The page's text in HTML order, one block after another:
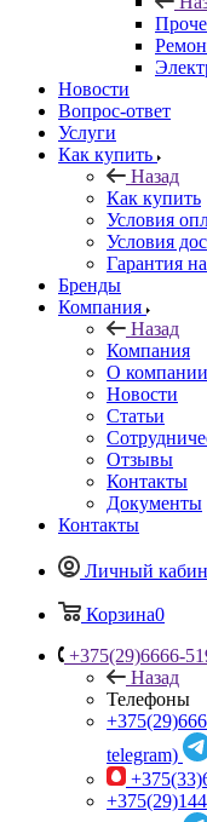
Новости
Вопрос-ответ
Услуги
Как купить
Назад
Как купить
Условия
Условия
Гарантия
Бренды
Компания
Назад
Компания
О компании
Новости
Статьи
Отзывы
Контакты
Документы
Контакты
Личный
Корзина0
+375(29)6666-
Назад
Телефоны
telegram)